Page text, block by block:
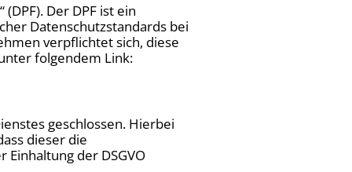
Der DPF ist ein
Datenschutzstandards bei
verpflichtet sich, diese
folgendem Link:
geschlossen. Hierbei
dieser die
der DSGVO